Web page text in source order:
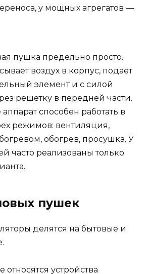
у мощных агрегатов —
пушка предельно просто.
воздух в корпус, подает
элемент и с силой
решетку в передней части.
способен работать в
режимов: вентиляция,
обогрев, просушка. У
часто реализованы только
пушек
делятся на бытовые и
относятся устройства